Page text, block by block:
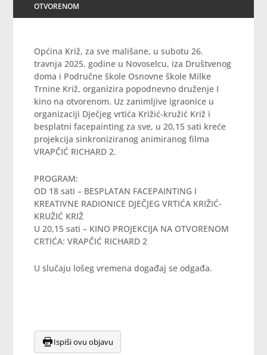
OTVORENOM
Općina Križ, za sve mališane, u subotu 26.
travnja 2025. godine u Novoselcu, iza Društvenog
doma i Područne škole Osnovne škole Milke
Trnine Križ, organizira popodnevno druženje I
kino na otvorenom. Uz zanimljive igraonice u
organizaciji Dječjeg vrtića Križić-kružić Križ i
besplatni facepainting za sve, u 20,15 sati kreće
projekcija sinkroniziranog animiranog filma
VRAPČIĆ RICHARD 2.
PROGRAM:
OD 18 sati – BESPLATAN FACEPAINTING I
KREATIVNE RADIONICE DJEČJEG VRTIĆA KRIŽIĆ-
KRUŽIĆ KRIŽ
U 20,15 sati – KINO PROJEKCIJA NA OTVORENOM
CRTIĆA: VRAPČIĆ RICHARD 2
U slučaju lošeg vremena događaj se odgađa.
Ispiši ovu objavu